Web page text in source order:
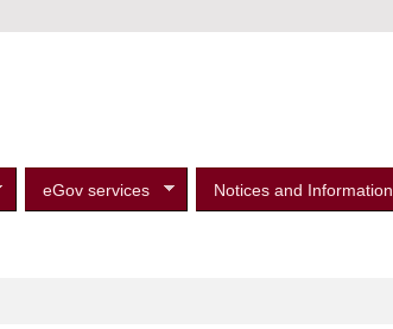
eGov services Notices and Information